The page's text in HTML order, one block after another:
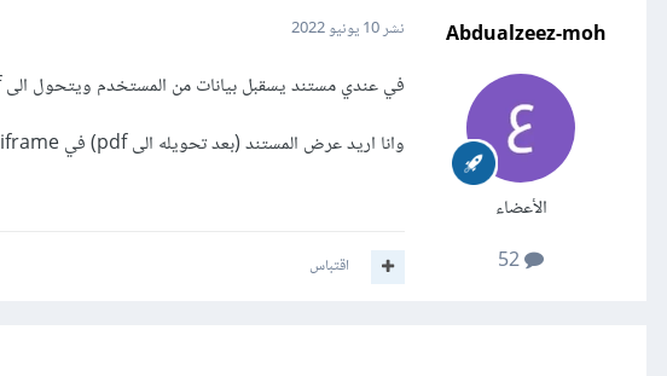
Abdualzeez-moh
الأعضاء
نشر10 يونيو 2022
في عندي مستند يسقبل بيانات من المستخدم ويتحول الى pdf
وانا اريد عرض المستند (بعد تحويله الى pdf) في iframe في صفحة html
اقتباس